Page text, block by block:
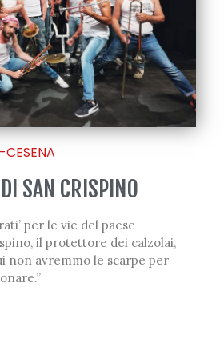
CESENA
SAN CRISPINO
per le vie del paese
il protettore dei calzolai,
non avremmo le scarpe per